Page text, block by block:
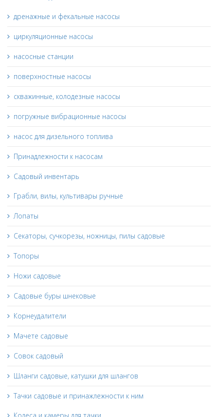
дренажные и фекальные насосы
циркуляционные насосы
насосные станции
поверхностные насосы
скважинные, колодезные насосы
погружные вибрационные насосы
насос для дизельного топлива
Принадлежности к насосам
Садовый инвентарь
Грабли, вилы, культивары ручные
Лопаты
Секаторы, сучкорезы, ножницы, пилы садовые
Топоры
Ножи садовые
Садовые буры шнековые
Корнеудалители
Мачете садовые
Совок садовый
Шланги садовые, катушки для шлангов
Тачки садовые и принажлежности к ним